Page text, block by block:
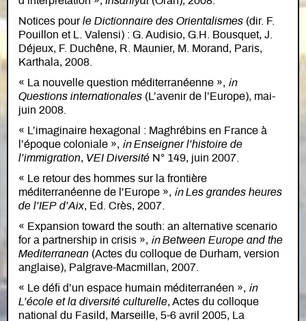
Notices pourle Dictionnaire des Orientalismes (dir. F.
Pouillon et L. Valensi) : G. Audisio, G.H. Bousquet, J.
Déjeux, F. Duchêne, R. Maunier, M. Morand, Paris,
Karthala, 2008.
« La nouvelle question méditerranéenne », in
Questions internationales (L’avenir de l’Europe), mai-
juin 2008.
« L’imaginaire hexagonal : Maghrébins en France à
l’époque coloniale », in Enseigner l’histoire de
l’immigration, VEI Diversité N° 149, juin 2007.
« Le retour des hommes sur la frontière
méditerranéenne de l’Europe », in Les grandes heures
de l’IEP d’Aix, Ed. Crès, 2007.
« Expansion toward the south: an alternative scenario
for a partnership in crisis », in Between Europe and the
Mediterranean (Actes du colloque de Durham, version
anglaise), Palgrave-Macmillan, 2007.
« Le défi d’un espace humain méditerranéen », in
L’école et la diversité culturelle, Actes du colloque
national du Fasild, Marseille, 5-6 avril 2005, La